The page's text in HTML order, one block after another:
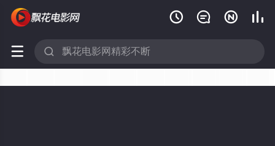
   
 